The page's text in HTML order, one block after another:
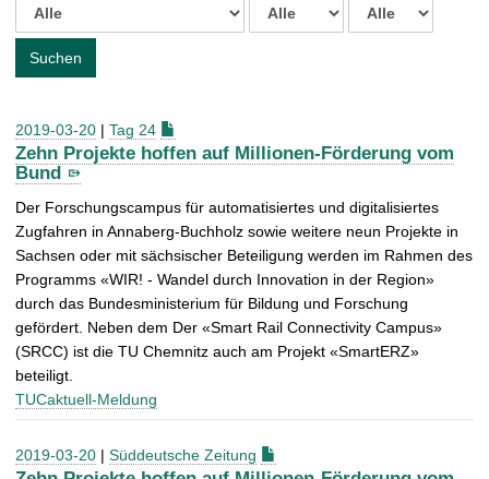
e
h
:
Suchen
2019-03-20 | Tag 24
Zehn Projekte hoffen auf Millionen-Förderung vom
Bund
Der Forschungscampus für automatisiertes und digitalisiertes
Zugfahren in Annaberg-Buchholz sowie weitere neun Projekte in
Sachsen oder mit sächsischer Beteiligung werden im Rahmen des
Programms «WIR! - Wandel durch Innovation in der Region»
durch das Bundesministerium für Bildung und Forschung
gefördert. Neben dem Der «Smart Rail Connectivity Campus»
(SRCC) ist die TU Chemnitz auch am Projekt «SmartERZ»
beteiligt.
TUCaktuell-Meldung
2019-03-20 | Süddeutsche Zeitung